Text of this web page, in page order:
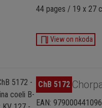
44 pages / 19 x 27
View on nkoda
la galerie d'images
ChB 5172
EAN: